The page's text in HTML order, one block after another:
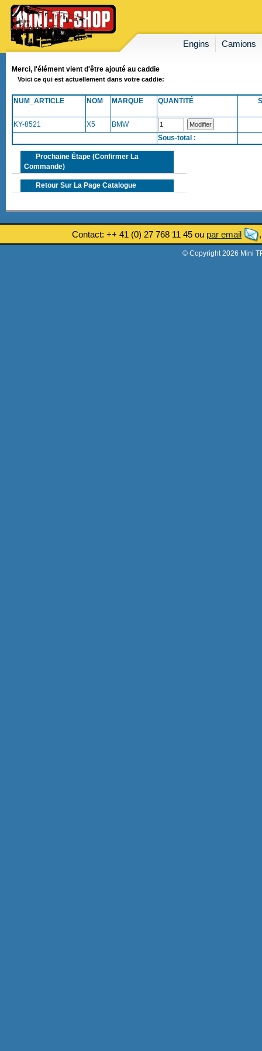
Engins Camions
Merci, l'élément vient d'être ajouté au caddie
Voici ce qui est actuellement dans votre caddie:
NUM_ARTICLE NOM MARQUE QUANTITÉ
KY-8521 X5
BMW
Sous-total :
Prochaine Étape (confirmer La
Commande)
Retour Sur La Page Catalogue
Contact: ++ 41 (0) 27 768 11 45 ou par email
© Copyright 2026 Mini